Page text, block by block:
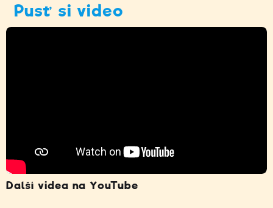
Pusť si video
Další videa na YouTube